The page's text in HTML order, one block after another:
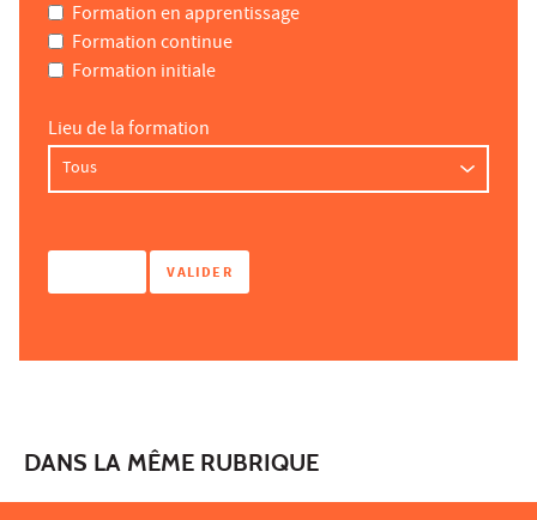
Formation en apprentissage
Formation continue
Formation initiale
Lieu de la formation
DANS LA MÊME RUBRIQUE